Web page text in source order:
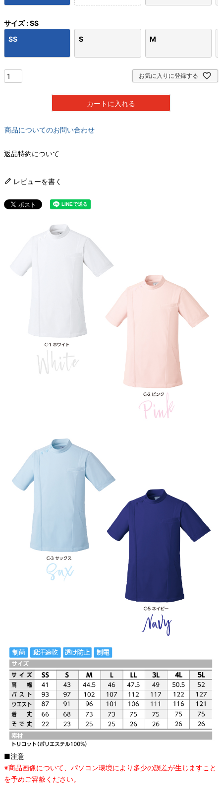
サイズ SS
SS
S M
お気に入りに登録する
カートに入れる
商品についてのお問い合わせ
返品特約について
レビューを書く
■注意
※商品画像について、パソコン環境により多少の誤差が生じますこと
を予めご容赦ください。